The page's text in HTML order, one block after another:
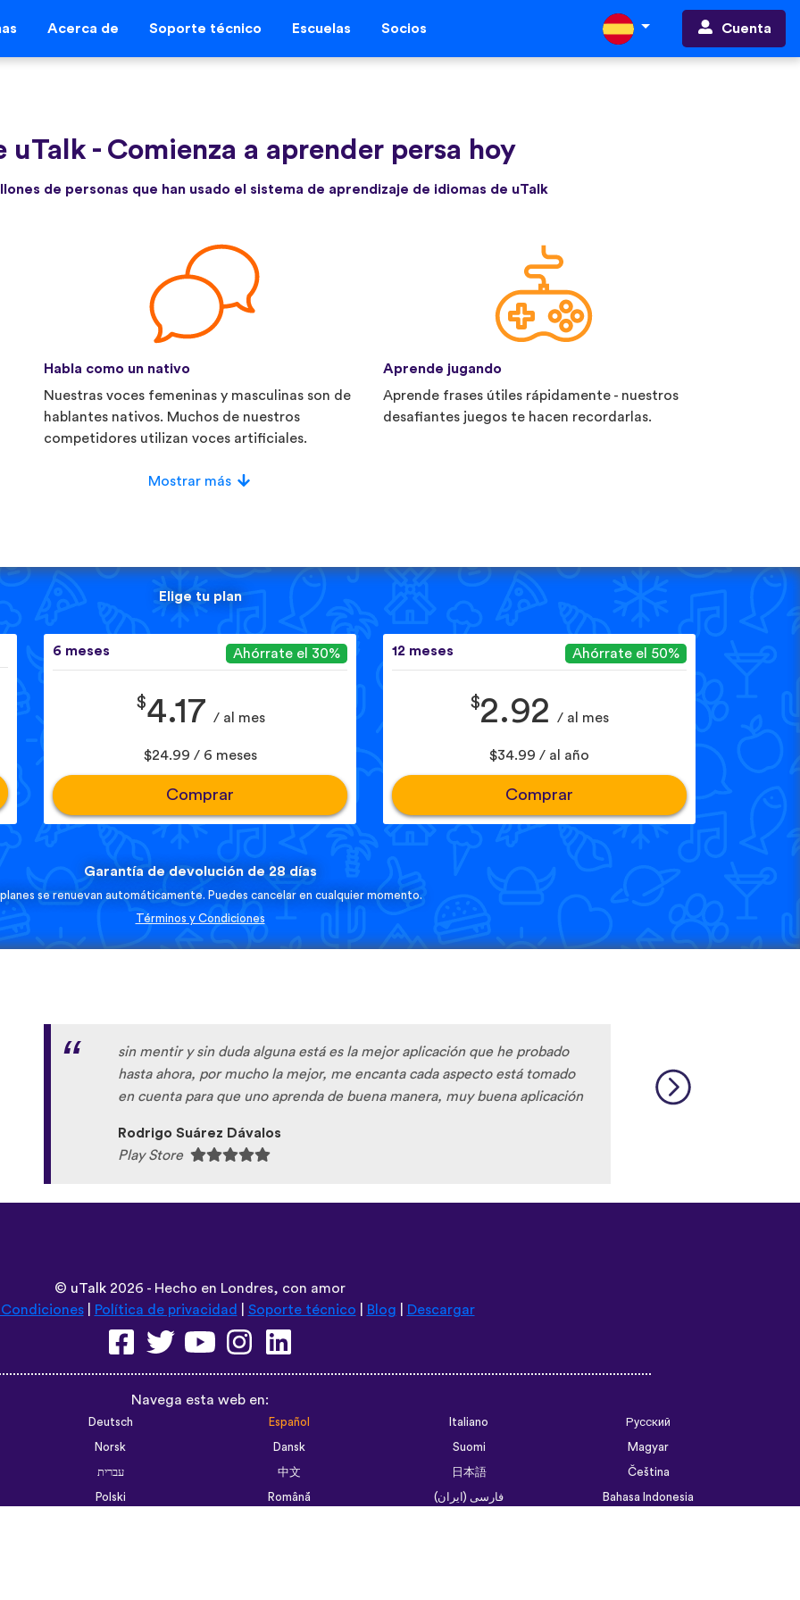
Acerca de Soporte técnico Escuelas Socios Cuenta
uTalk - Comienza a aprender persa hoy
de personas que han usado el sistema de aprendizaje de idiomas de uTalk
Habla como un nativo
Nuestras voces femeninas y masculinas son de
hablantes nativos. Muchos de nuestros
competidores utilizan voces artificiales.
Aprende jugando
Aprende frases útiles rápidamente - nuestros
desafiantes juegos te hacen recordarlas.
Mostrar más
Elige tu plan
6 meses Ahórrate el 30%
$4.17 / al mes
$24.99 / 6 meses
Comprar
12 meses Ahórrate el 50%
$2.92 / al mes
$34.99 / al año
Comprar
Garantía de devolución de 28 días
se renuevan automáticamente. Puedes cancelar en cualquier momento.
Términos y Condiciones
sin mentir y sin duda alguna está es la mejor aplicación que he probado
hasta ahora, por mucho la mejor, me encanta cada aspecto está tomado
en cuenta para que uno aprenda de buena manera, muy buena aplicación
Rodrigo Suárez Dávalos
Play Store
© uTalk 2026 - Hecho en Londres, con amor
| Política de privacidad Soporte técnico Blog Descargar
Navega esta web en:
Deutsch Español Italiano
Русский
Norsk
Dansk Suomi
Magyar
עברית
中文 日本語
Čeština
Polski
Română فارسی (ایران)
Bahasa Indonesia